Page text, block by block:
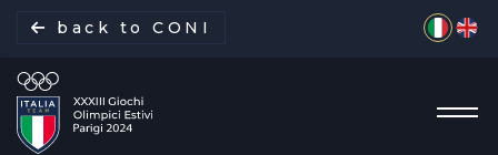
back to CONI